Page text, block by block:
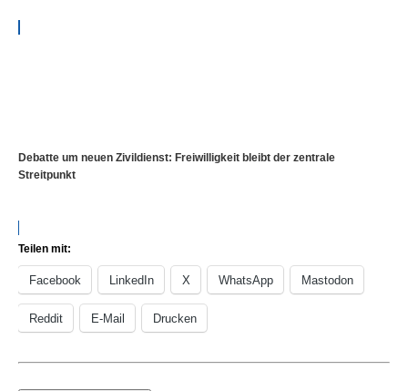
Debatte um neuen Zivildienst: Freiwilligkeit bleibt der zentrale
Streitpunkt
Teilen mit:
Facebook LinkedIn X WhatsApp Mastodon
Reddit E-Mail Drucken